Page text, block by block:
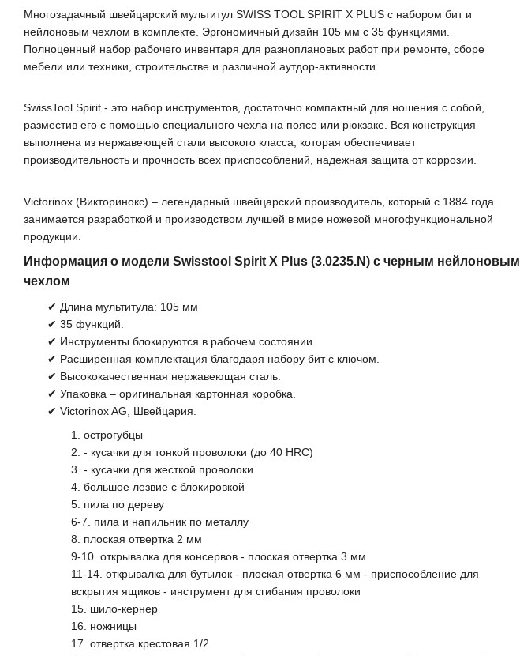
Многозадачный швейцарский мультитул SWISS TOOL SPIRIT X PLUS с набором бит и
нейлоновым чехлом в комплекте. Эргономичный дизайн 105 мм с 35 функциями.
Полноценный набор рабочего инвентаря для разноплановых работ при ремонте, сборе
мебели или техники, строительстве и различной аутдор-активности.
SwissTool Spirit - это набор инструментов, достаточно компактный для ношения с собой,
разместив его с помощью специального чехла на поясе или рюкзаке. Вся конструкция
выполнена из нержавеющей стали высокого класса, которая обеспечивает
производительность и прочность всех приспособлений, надежная защита от коррозии.
Victorinox (Викторинокс) – легендарный швейцарский производитель, который с 1884 года
занимается разработкой и производством лучшей в мире ножевой многофункциональной
продукции.
Информация о модели Swisstool Spirit X Plus (3.0235.N) с черным нейлоновым
чехлом
✔ Длина мультитула: 105 мм
✔ 35 функций.
✔ Инструменты блокируются в рабочем состоянии.
✔ Расширенная комплектация благодаря набору бит с ключом.
✔ Высококачественная нержавеющая сталь.
✔ Упаковка – оригинальная картонная коробка.
✔ Victorinox AG, Швейцария.
1. острогубцы
2. - кусачки для тонкой проволоки (до 40 HRC)
3. - кусачки для жесткой проволоки
4. большое лезвие с блокировкой
5. пила по дереву
6-7. пила и напильник по металлу
8. плоская отвертка 2 мм
9-10. открывалка для консервов - плоская отвертка 3 мм
11-14. открывалка для бутылок - плоская отвертка 6 мм - приспособление для
вскрытия ящиков - инструмент для сгибания проволоки
15. шило-кернер
16. ножницы
17. отвертка крестовая 1/2